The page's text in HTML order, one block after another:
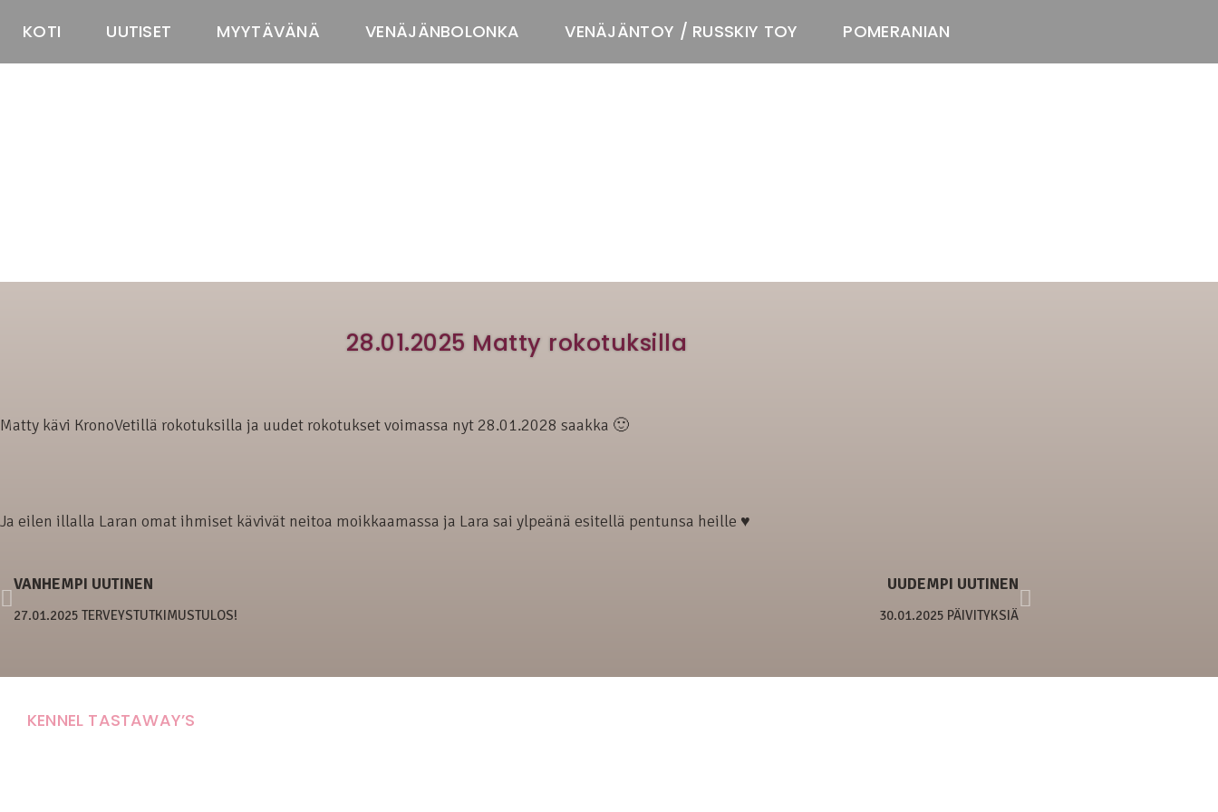
KOTI UUTISET MYYTÄVÄNÄ VENÄJÄNBOLONKA VENÄJÄNTOY / RUSSKIY TOY POMERANIAN
pomeranian
28.01.2025 Matty rokotuksilla
Matty kävi KronoVetillä rokotuksilla ja uudet rokotukset voimassa nyt 28.01.2028 saakka 🙂
Ja eilen illalla Laran omat ihmiset kävivät neitoa moikkaamassa ja Lara sai ylpeänä esitellä pentunsa heille ♥
VANHEMPI UUTINEN
27.01.2025 TERVEYSTUTKIMUSTULOS!
UUDEMPI UUTINEN
30.01.2025 PÄIVITYKSIÄ
KENNEL TASTAWAY’S